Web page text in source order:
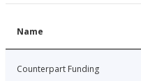
Name
Counterpart Funding